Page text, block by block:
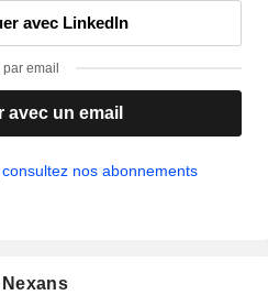
avec LinkedIn
email
avec un email
consultez nos abonnements